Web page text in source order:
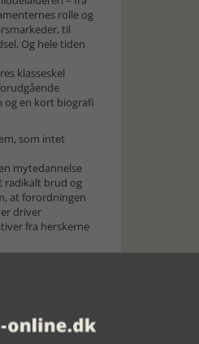
rolle og
til
Og hele tiden
klasseskel
og en kort biografi
som intet
mytedannelse
radikalt brud og
at forordningen
driver
fra herskerne
omfang og
forudsat der er